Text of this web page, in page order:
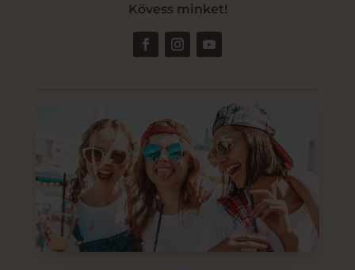
Kövess minket!